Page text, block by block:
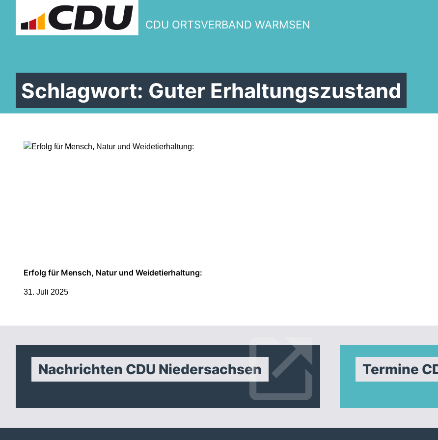
CDU ORTSVERBAND WARMSEN
Schlagwort: Guter Erhaltungszustand
Erfolg für Mensch, Natur und Weidetierhaltung:
31. Juli 2025
Nachrichten CDU Niedersachsen Termine